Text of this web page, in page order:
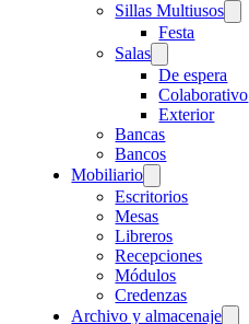
Sillas Multiusos
Festa
Salas
De espera
Colaborativo
Exterior
Bancas
Bancos
Mobiliario
Escritorios
Mesas
Libreros
Recepciones
Módulos
Credenzas
Archivo y almacenaje